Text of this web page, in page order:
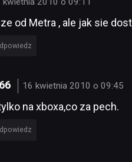
od Metra , ale jak sie
16 kwietnia 2010 o 09:45
na xboxa,co za pech.